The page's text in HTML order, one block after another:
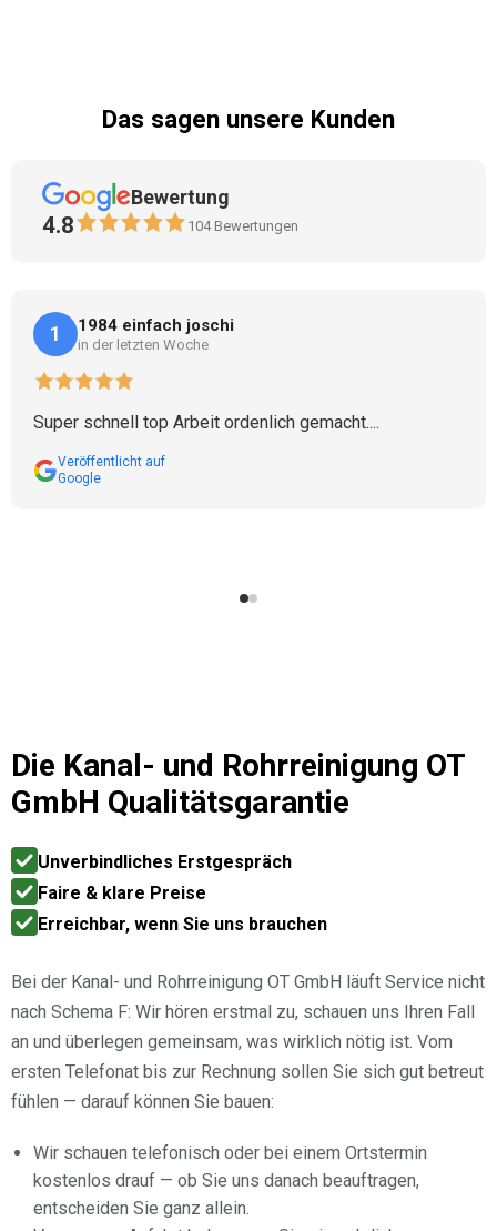
Das sagen unsere Kunden
Bewertung
4.8 104Bewertungen
1 1984 einfach joschi
in der letzten Woche
Super schnell top Arbeit ordenlich gemacht....
Veröffentlicht auf
Google
Die Kanal- und Rohrreinigung OT
GmbH Qualitätsgarantie
Unverbindliches Erstgespräch
Faire & klare Preise
Erreichbar, wenn Sie uns brauchen
Bei der Kanal- und Rohrreinigung OT GmbH läuft Service nicht
nach Schema F: Wir hören erstmal zu, schauen uns Ihren Fall
an und überlegen gemeinsam, was wirklich nötig ist. Vom
ersten Telefonat bis zur Rechnung sollen Sie sich gut betreut
fühlen — darauf können Sie bauen:
Wir schauen telefonisch oder bei einem Ortstermin
kostenlos drauf — ob Sie uns danach beauftragen,
entscheiden Sie ganz allein.